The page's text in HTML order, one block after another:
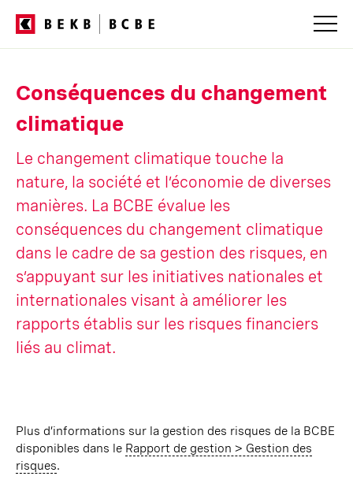
Conséquences du changement
climatique
Le changement climatique touche la
nature, la société et l’économie de diverses
manières. La BCBE évalue les
conséquences du changement climatique
dans le cadre de sa gestion des risques, en
s’appuyant sur les initiatives nationales et
internationales visant à améliorer les
rapports établis sur les risques financiers
liés au climat.
Plus d’informations sur la gestion des risques de la BCBE
disponibles dans le Rapport de gestion > Gestion des
risques.